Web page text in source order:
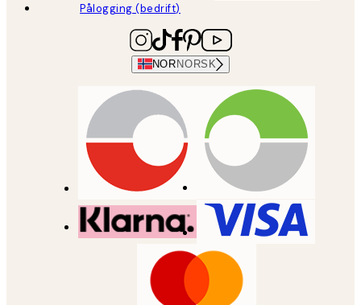
Pålogging (bedrift)
NOR NORSK